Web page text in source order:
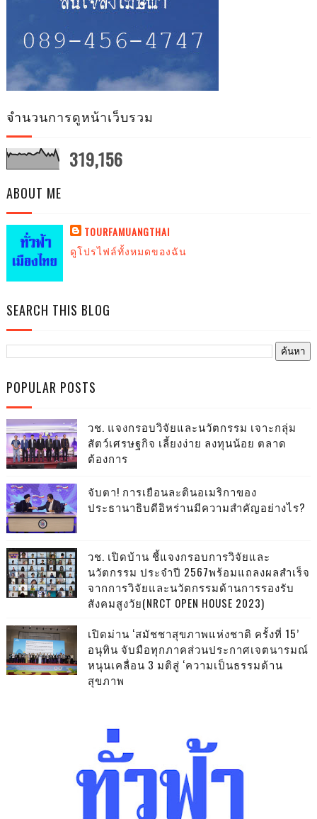
จำนวนการดูหน้าเว็บรวม
319,156
ABOUT ME
TOURFAMUANGTHAI
ดูโปรไฟล์ทั้งหมดของฉัน
SEARCH THIS BLOG
POPULAR POSTS
วช. แจงกรอบวิจัยและนวัตกรรม เจาะกลุ่ม
สัตว์เศรษฐกิจ เลี้ยงง่าย ลงทุนน้อย ตลาด
ต้องการ
จับตา! การเยือนละตินอเมริกาของ
ประธานาธิบดีอิหร่านมีความสำคัญอย่างไร?
วช. เปิดบ้าน ชี้แจงกรอบการวิจัยและ
นวัตกรรม ประจำปี 2567พร้อมแถลงผลสำเร็จ
จากการวิจัยและนวัตกรรมด้านการรองรับ
สังคมสูงวัย(NRCT OPEN HOUSE 2023)
เปิดม่าน ‘สมัชชาสุขภาพแห่งชาติ ครั้งที่ 15’
อนุทิน จับมือทุกภาคส่วนประกาศเจตนารมณ์
หนุนเคลื่อน 3 มติสู่ ‘ความเป็นธรรมด้าน
สุขภาพ